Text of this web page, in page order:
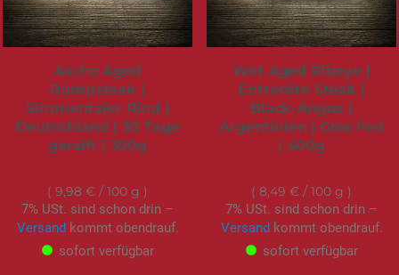
Asche Aged
Rumpsteak |
Simmentaler Rind |
Deutschland | 30 Tage
gereift | 300g
9,98 € / 100 g
7% USt. sind schon drin –
Versand kommt obendrauf.
sofort verfügbar
Wet Aged Ribeye |
Entrecôte Steak |
Black-Angus |
Argentinien | Gras Fed
| 400g
8,49 € / 100 g
7% USt. sind schon drin –
Versand kommt obendrauf.
sofort verfügbar